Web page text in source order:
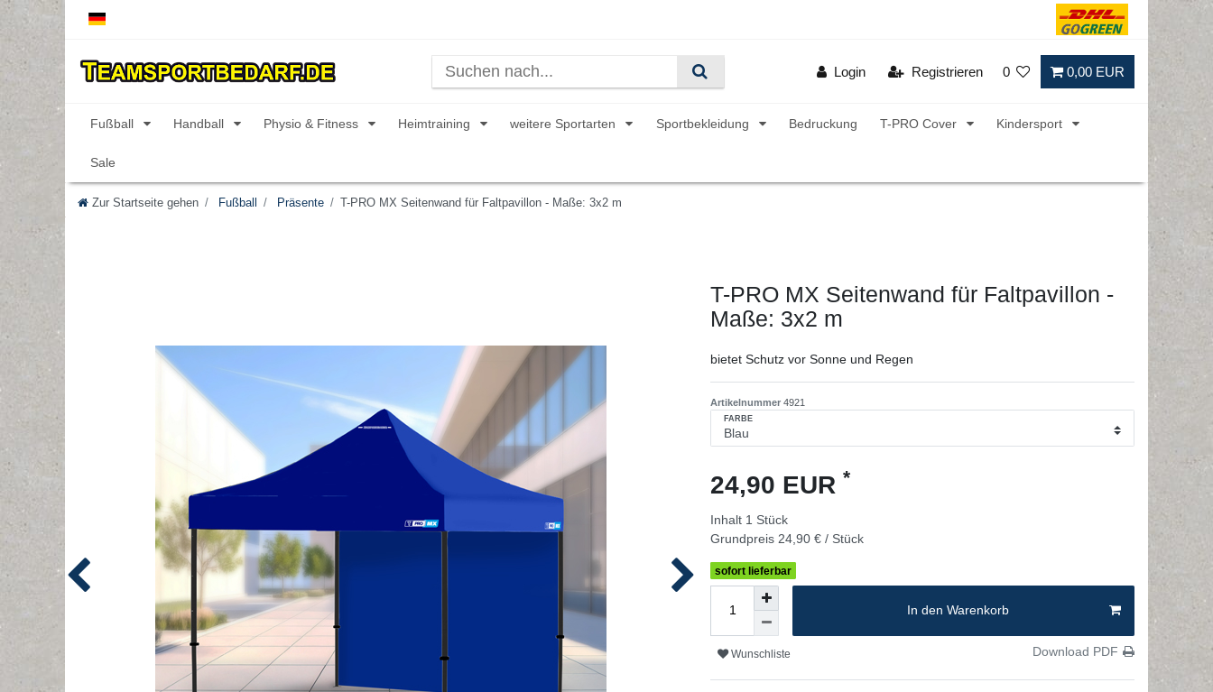
Login Registrieren 0 0,00 EUR
Fußball Handball Physio & Fitness Heimtraining weitere Sportarten Sportbekleidung Bedruckung T-PRO Cover Kindersport
Sale
Zur Startseite gehen Fußball Präsente T-PRO MX Seitenwand für Faltpavillon - Maße: 3x2 m
T-PRO MX Seitenwand für Faltpavillon -
Maße: 3x2 m
bietet Schutz vor Sonne und Regen
Artikelnummer 4921
FARBE
24,90 EUR *
Inhalt 1 Stück
Grundpreis 24,90 € / Stück
sofort lieferbar
In den Warenkorb
Wunschliste Download PDF